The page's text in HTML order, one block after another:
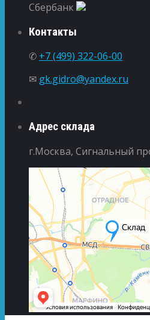
Сбербанк
Контакты
✆ +7 (499) 322-06-00
✉ gk.gidro@yandex.ru
Адрес склада
г.Москва, Сигнальный